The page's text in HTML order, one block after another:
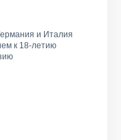
и Италия
к 18-летию